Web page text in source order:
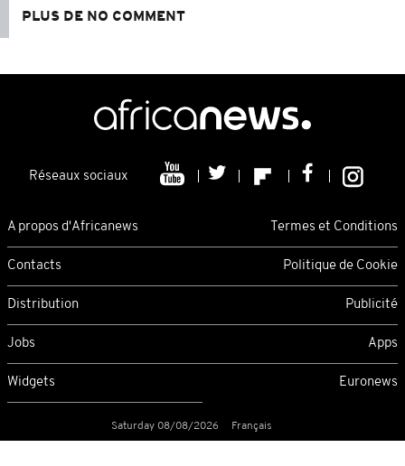
PLUS DE NO COMMENT
Réseaux sociaux
A propos d'Africanews Termes et Conditions
Contacts Politique de Cookie
Distribution Publicité
Jobs Apps
Widgets Euronews
Saturday 08/08/2026